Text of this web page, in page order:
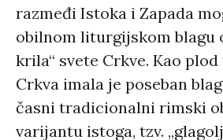
razmeđi Istoka i Zapada
obilnom liturgijskom blagu
krila“ svete Crkve. Kao plod
Crkva imala je poseban
časni tradicionalni rimski
varijantu istoga, tzv.